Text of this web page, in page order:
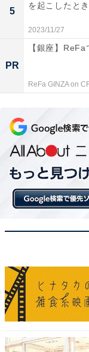
ご当地ならでは
で……？
各地方自治体が
に、ご当地色が
「近くの公園で
性）」「ホール
規模と出席数が
5
を起こしたと
2023/11/27
PR
【銀座】
ReFa GINZA on